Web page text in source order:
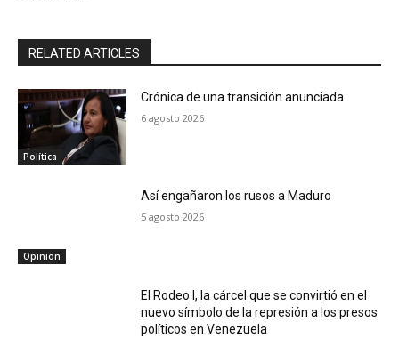
RELATED ARTICLES
Política
Crónica de una transición anunciada
6 agosto 2026
Opinion
Así engañaron los rusos a Maduro
5 agosto 2026
El Rodeo I, la cárcel que se convirtió en el
nuevo símbolo de la represión a los presos
políticos en Venezuela